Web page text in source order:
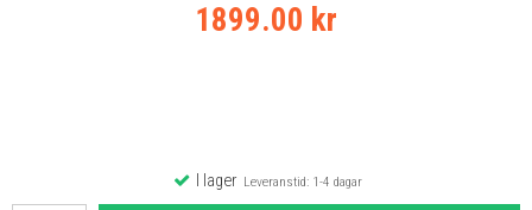
1899.00 kr
I lagerLeveranstid: 1-4 dagar